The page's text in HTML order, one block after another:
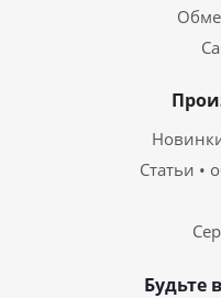
Статьи •
Будьте